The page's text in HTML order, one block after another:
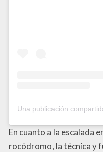
En cuanto a la escalada
rocódromo, la técnica y